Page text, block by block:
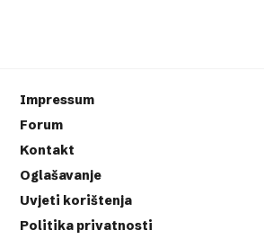
Impressum
Forum
Kontakt
Oglašavanje
Uvjeti korištenja
Politika privatnosti